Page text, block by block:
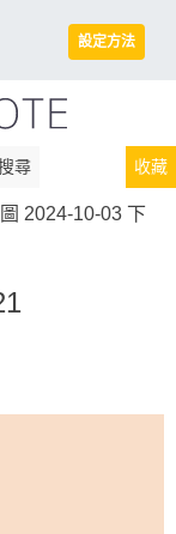
設定方法
尋 收藏
2024-10-03 下